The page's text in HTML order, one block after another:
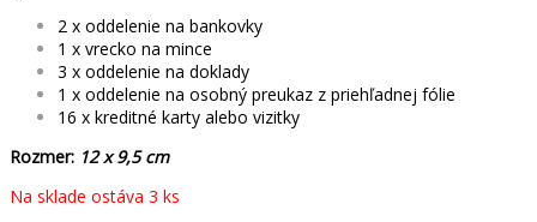
2 x oddelenie na bankovky
1 x vrecko na mince
3 x oddelenie na doklady
1 x oddelenie na osobný preukaz z priehľadnej fólie
16 x kreditné karty alebo vizitky
Rozmer: 12 x 9,5 cm
Na sklade ostáva 3 ks